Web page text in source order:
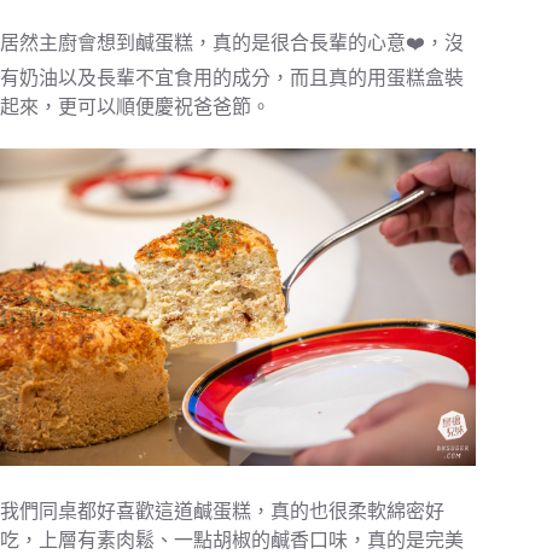
居然主廚會想到鹹蛋糕，真的是很合長輩的心意❤️，沒
有奶油以及長輩不宜食用的成分，而且真的用蛋糕盒裝
起來，更可以順便慶祝爸爸節。
我們同桌都好喜歡這道鹹蛋糕，真的也很柔軟綿密好
吃，上層有素肉鬆、一點胡椒的鹹香口味，真的是完美